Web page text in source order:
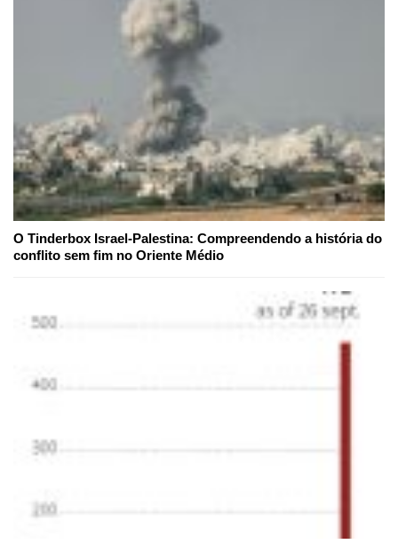
O Tinderbox Israel-Palestina: Compreendendo a história do
conflito sem fim no Oriente Médio